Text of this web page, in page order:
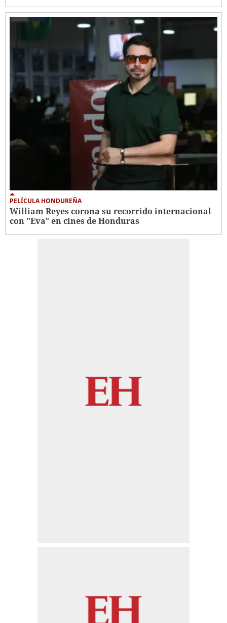
PELÍCULA HONDUREÑA
William Reyes corona su recorrido internacional
con "Eva" en cines de Honduras